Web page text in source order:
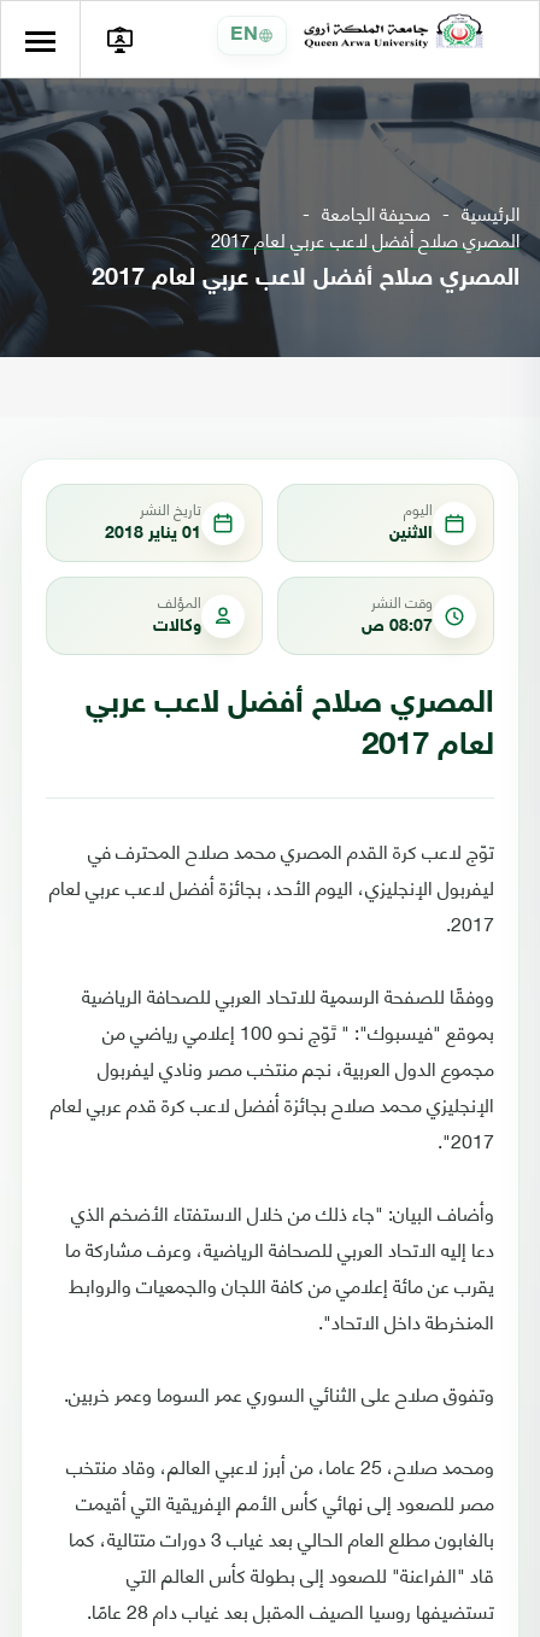
EN
الرئيسية صحيفة الجامعة
المصري صلاح أفضل لاعب عربي لعام 2017
المصري صلاح أفضل لاعب عربي لعام 2017
اليوم
الاثنين
تاريخ النشر
01 يناير 2018
وقت النشر
08:07 ص
المؤلف
وكالات
المصري صلاح أفضل لاعب عربي
لعام 2017
توّج لاعب كرة القدم المصري محمد صلاح المحترف في
ليفربول الإنجليزي، اليوم الأحد، بجائزة أفضل لاعب عربي لعام
2017.
ووفقًا للصفحة الرسمية للاتحاد العربي للصحافة الرياضية
بموقع "فيسبوك": " تَوّج نحو 100 إعلامي رياضي من
مجموع الدول العربية، نجم منتخب مصر ونادي ليفربول
الإنجليزي محمد صلاح بجائزة أفضل لاعب كرة قدم عربي لعام
2017".
وأضاف البيان: "جاء ذلك من خلال الاستفتاء الأضخم الذي
دعا إليه الاتحاد العربي للصحافة الرياضية، وعرف مشاركة ما
يقرب عن مائة إعلامي من كافة اللجان والجمعيات والروابط
المنخرطة داخل الاتحاد".
وتفوق صلاح على الثنائي السوري عمر السوما وعمر خربين.
ومحمد صلاح، 25 عاما، من أبرز لاعبي العالم، وقاد منتخب
مصر للصعود إلى نهائي كأس الأمم الإفريقية التي أقيمت
بالغابون مطلع العام الحالي بعد غياب 3 دورات متتالية، كما
قاد "الفراعنة" للصعود إلى بطولة كأس العالم التي
تستضيفها روسيا الصيف المقبل بعد غياب دام 28 عامًا.